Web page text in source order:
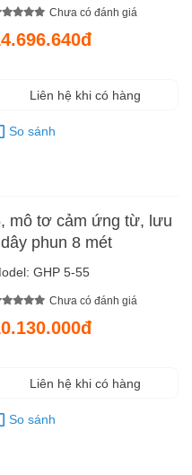
Chưa có đánh giá
Liên hệ khi có hàng
So sánh
mô tơ cảm ứng từ, lưu
phun 8 mét
GHP 5-55
Chưa có đánh giá
Liên hệ khi có hàng
So sánh